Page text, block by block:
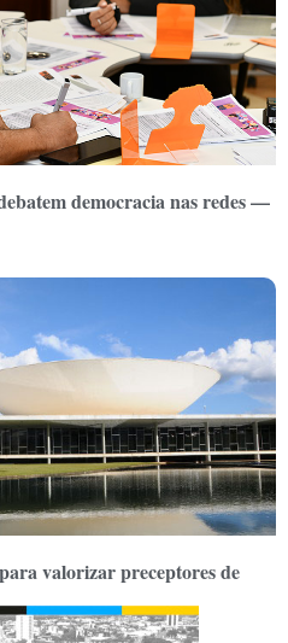
democracia nas redes —
valorizar preceptores de